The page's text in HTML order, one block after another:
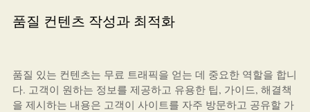
품질 컨텐츠 작성과 최적화
품질 있는 컨텐츠는 무료 트래픽을 얻는 데 중요한 역할을 합니
다. 고객이 원하는 정보를 제공하고 유용한 팁, 가이드, 해결책
을 제시하는 내용은 고객이 사이트를 자주 방문하고 공유할 가